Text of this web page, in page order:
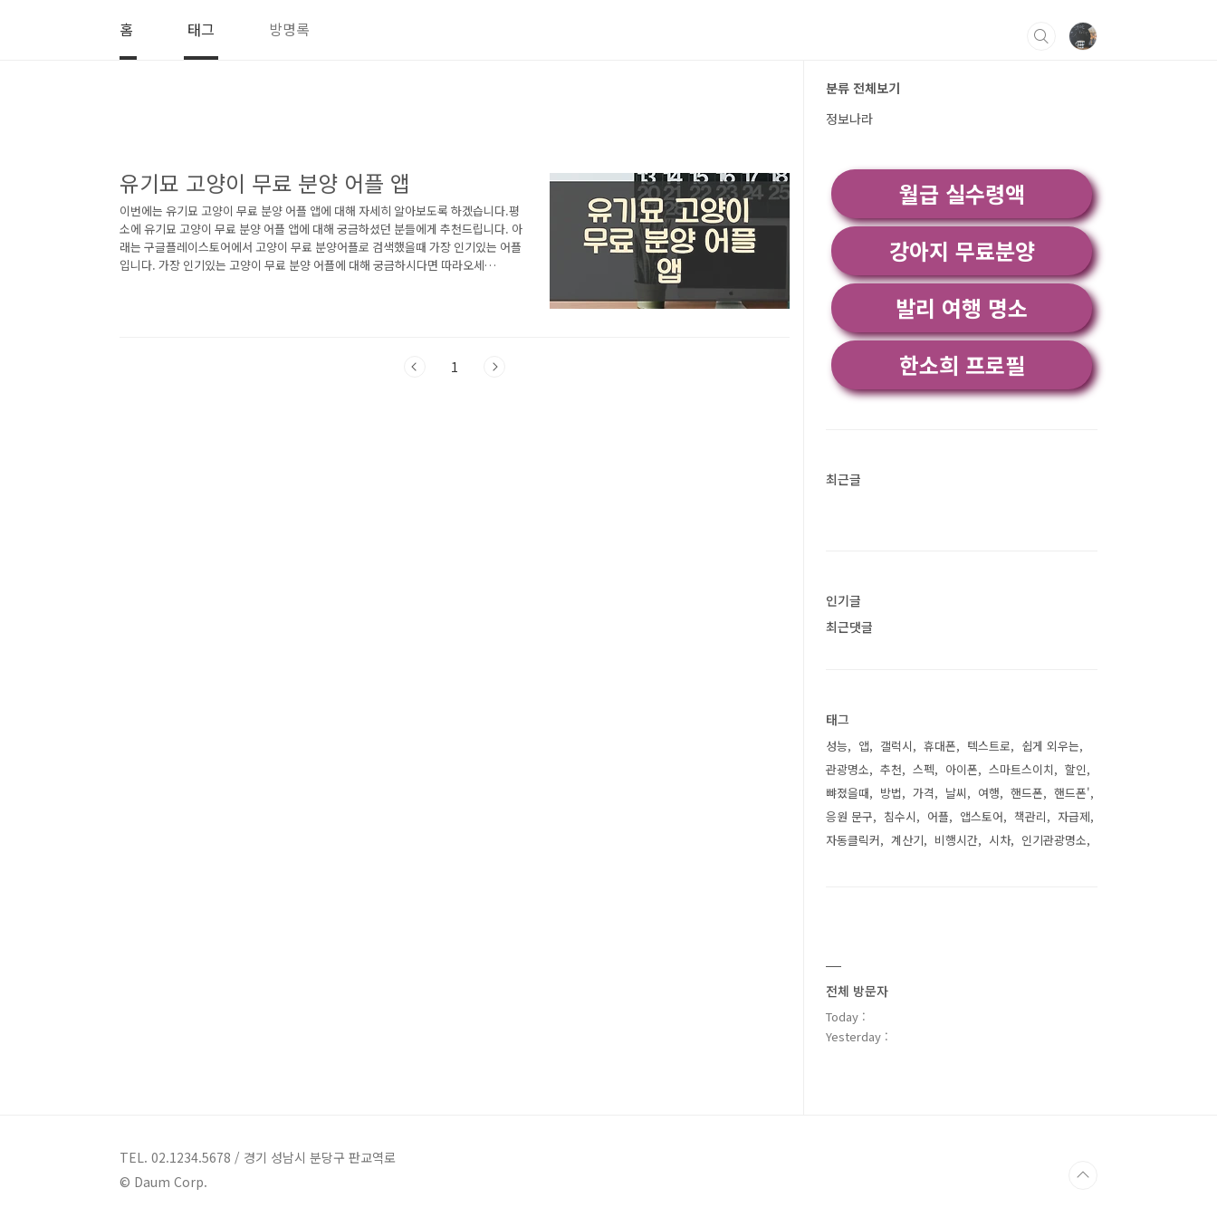
홈 태그 방명록
유기묘 고양이 무료 분양 어플 앱
이번에는 유기묘 고양이 무료 분양 어플 앱에 대해 자세히 알아보도록 하겠습니다.평
소에 유기묘 고양이 무료 분양 어플 앱에 대해 궁금하셨던 분들에게 추천드립니다. 아
래는 구글플레이스토어에서 고양이 무료 분양어플로 검색했을때 가장 인기있는 어플
입니다. 가장 인기있는 고양이 무료 분양 어플에 대해 궁금하시다면 따라오세
1
분류 전체보기
정보나라
월급 실수령액
강아지 무료분양
발리 여행 명소
한소희 프로필
최근글
인기글
최근댓글
태그
성능 앱 갤럭시 휴대폰 텍스트로
쉽게 외우는
관광명소
추천 스펙 아이폰 스마트스이치
할인
뺘졌을때
방법 가격 날씨 여행 핸드폰
핸드폰'
응원 문구
침수시 어플 앱스토어 책관리
자급제
자동클릭커
계산기 비행시간 시차 인기관광명소
전체 방문자
Today :
Yesterday :
TEL. 02.1234.5678 / 경기 성남시 분당구 판교역로
© Daum Corp.